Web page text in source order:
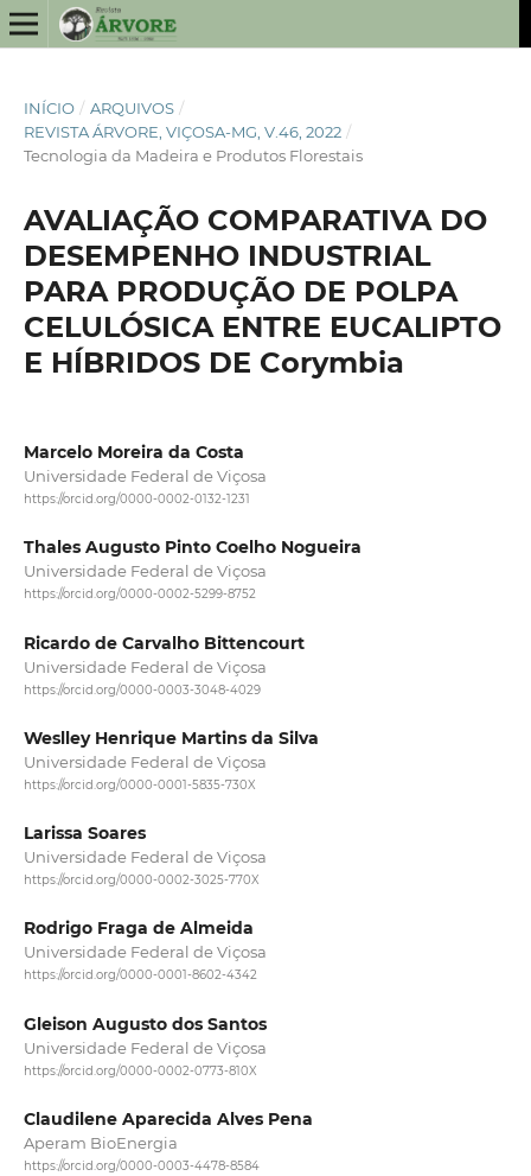
INÍCIO / ARQUIVOS /
REVISTA ÁRVORE, VIÇOSA-MG, V.46, 2022 /
Tecnologia da Madeira e Produtos Florestais
AVALIAÇÃO COMPARATIVA DO
DESEMPENHO INDUSTRIAL
PARA PRODUÇÃO DE POLPA
CELULÓSICA ENTRE EUCALIPTO
E HÍBRIDOS DE Corymbia
Marcelo Moreira da Costa
Universidade Federal de Viçosa
https://orcid.org/0000-0002-0132-1231
Thales Augusto Pinto Coelho Nogueira
Universidade Federal de Viçosa
https://orcid.org/0000-0002-5299-8752
Ricardo de Carvalho Bittencourt
Universidade Federal de Viçosa
https://orcid.org/0000-0003-3048-4029
Weslley Henrique Martins da Silva
Universidade Federal de Viçosa
https://orcid.org/0000-0001-5835-730X
Larissa Soares
Universidade Federal de Viçosa
https://orcid.org/0000-0002-3025-770X
Rodrigo Fraga de Almeida
Universidade Federal de Viçosa
https://orcid.org/0000-0001-8602-4342
Gleison Augusto dos Santos
Universidade Federal de Viçosa
https://orcid.org/0000-0002-0773-810X
Claudilene Aparecida Alves Pena
Aperam BioEnergia
https://orcid.org/0000-0003-4478-8584